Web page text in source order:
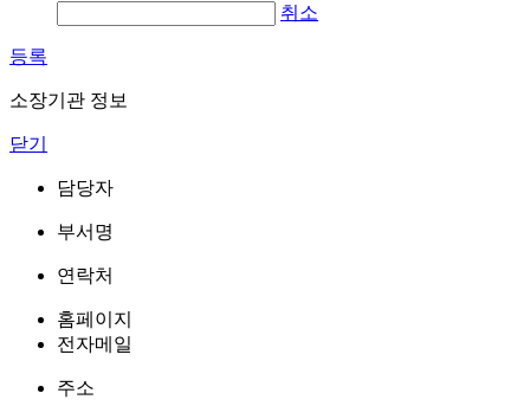
취소
등록
소장기관 정보
닫기
담당자
부서명
연락처
홈페이지
전자메일
주소